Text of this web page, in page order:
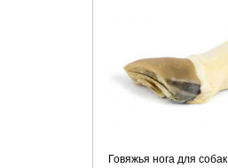
Говяжья нога для собак